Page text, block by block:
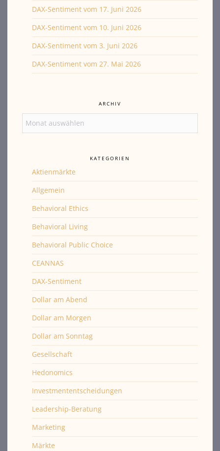
DAX-Sentiment vom 17. Juni 2026
DAX-Sentiment vom 10. Juni 2026
DAX-Sentiment vom 3. Juni 2026
DAX-Sentiment vom 27. Mai 2026
ARCHIV
KATEGORIEN
Aktienmärkte
Allgemein
Behavioral Ethics
Behavioral Living
Behavioral Public Choice
CEANNAS
DAX-Sentiment
Dollar am Abend
Dollar am Morgen
Dollar am Sonntag
Gesellschaft
Hedonomics
Investmententscheidungen
Leadership-Beratung
Marketing
Märkte